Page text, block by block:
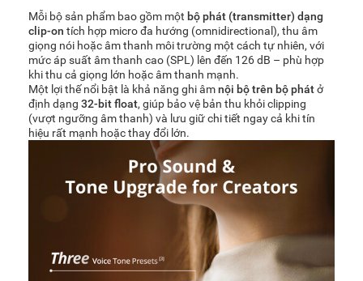
Mỗi bộ sản phẩm bao gồm một bộ phát (transmitter) dạng
clip-on tích hợp micro đa hướng (omnidirectional), thu âm
giọng nói hoặc âm thanh môi trường một cách tự nhiên, với
mức áp suất âm thanh cao (SPL) lên đến 126 dB – phù hợp
khi thu cả giọng lớn hoặc âm thanh mạnh.
Một lợi thế nổi bật là khả năng ghi âmnội bộ trên bộ phátở
định dạng 32-bit float, giúp bảo vệ bản thu khỏi clipping
(vượt ngưỡng âm thanh) và lưu giữ chi tiết ngay cả khi tín
hiệu rất mạnh hoặc thay đổi lớn.